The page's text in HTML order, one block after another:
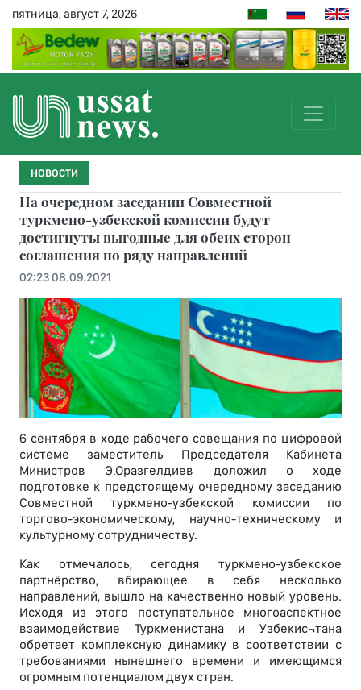
пятница, август 7, 2026
НОВОСТИ
На очередном заседании Совместной
туркмено-узбекской комиссии будут
достигнуты выгодные для обеих сторон
соглашения по ряду направлений
02:23 08.09.2021
6 сентября в ходе рабочего совещания по цифровой
системе заместитель Председателя Кабинета
Министров Э.Оразгелдиев доложил о ходе
подготовке к предстоящему очередному заседанию
Совместной туркмено-узбекской комиссии по
торгово-экономическому, научно-техническому и
культурному сотрудничеству.
Как отмечалось, сегодня туркмено-узбекское
партнёрство, вбирающее в себя несколько
направлений, вышло на качественно новый уровень.
Исходя из этого поступательное многоаспектное
взаимодействие Туркменистана и Узбекис¬тана
обретает комплексную динамику в соответствии с
требованиями нынешнего времени и имеющимся
огромным потенциалом двух стран.